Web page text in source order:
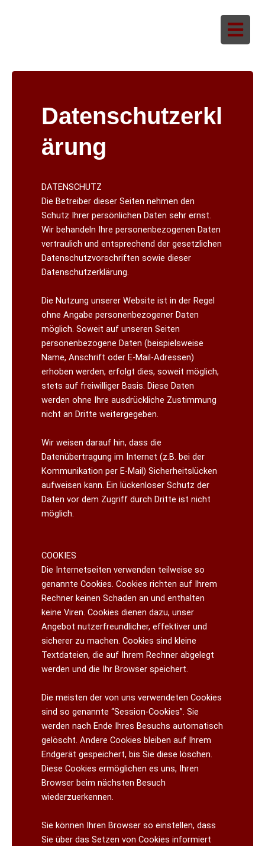
Datenschutzerkl
ärung
DATENSCHUTZ
Die Betreiber dieser Seiten nehmen den
Schutz Ihrer persönlichen Daten sehr ernst.
Wir behandeln Ihre personenbezogenen Daten
vertraulich und entsprechend der gesetzlichen
Datenschutzvorschriften sowie dieser
Datenschutzerklärung.
Die Nutzung unserer Website ist in der Regel
ohne Angabe personenbezogener Daten
möglich. Soweit auf unseren Seiten
personenbezogene Daten (beispielsweise
Name, Anschrift oder E-Mail-Adressen)
erhoben werden, erfolgt dies, soweit möglich,
stets auf freiwilliger Basis. Diese Daten
werden ohne Ihre ausdrückliche Zustimmung
nicht an Dritte weitergegeben.
Wir weisen darauf hin, dass die
Datenübertragung im Internet (z.B. bei der
Kommunikation per E-Mail) Sicherheitslücken
aufweisen kann. Ein lückenloser Schutz der
Daten vor dem Zugriff durch Dritte ist nicht
möglich.
COOKIES
Die Internetseiten verwenden teilweise so
genannte Cookies. Cookies richten auf Ihrem
Rechner keinen Schaden an und enthalten
keine Viren. Cookies dienen dazu, unser
Angebot nutzerfreundlicher, effektiver und
sicherer zu machen. Cookies sind kleine
Textdateien, die auf Ihrem Rechner abgelegt
werden und die Ihr Browser speichert.
Die meisten der von uns verwendeten Cookies
sind so genannte “Session-Cookies”. Sie
werden nach Ende Ihres Besuchs automatisch
gelöscht. Andere Cookies bleiben auf Ihrem
Endgerät gespeichert, bis Sie diese löschen.
Diese Cookies ermöglichen es uns, Ihren
Browser beim nächsten Besuch
wiederzuerkennen.
Sie können Ihren Browser so einstellen, dass
Sie über das Setzen von Cookies informiert